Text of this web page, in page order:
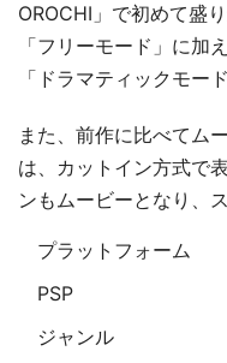
OROCHI」で初めて盛
「フリーモード」に加
「ドラマティックモー
また、前作に比べてム
は、カットイン方式で
ンもムービーとなり、
プラットフォーム
PSP
ジャンル